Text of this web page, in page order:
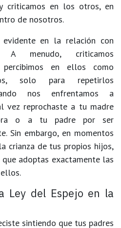
criticamos en los otros, en
de nosotros.
evidente en la relación con
menudo, criticamos
percibimos en ellos como
solo para repetirlos
nos enfrentamos a
vez reprochaste a tu madre
o a tu padre por ser
Sin embargo, en momentos
crianza de tus propios hijos,
adoptas exactamente las
Ley del Espejo en la
sintiendo que tus padres